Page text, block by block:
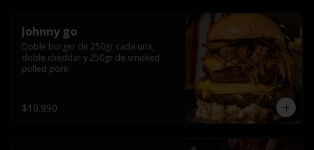
Johnny go
Doble burger de 250gr cada una,
doble cheddar y 250gr de smoked
pulled pork
$10.990